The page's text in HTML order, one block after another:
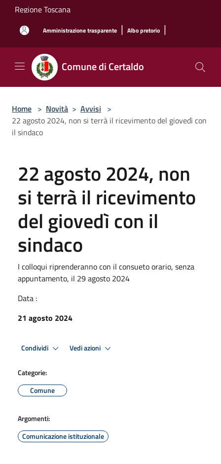
Salta al contenuto principale
Regione Toscana
Amministrazione trasparente | Albo pretorio |
Comune di Certaldo
Home > Novità > Avvisi >
22 agosto 2024, non si terrà il ricevimento del giovedì con
il sindaco
22 agosto 2024, non
si terrà il ricevimento
del giovedì con il
sindaco
I colloqui riprenderanno con il consueto orario, senza
appuntamento, il 29 agosto 2024
Data :
21 agosto 2024
Condividi Vedi azioni
Categorie:
Comune
Argomenti:
Comunicazione istituzionale